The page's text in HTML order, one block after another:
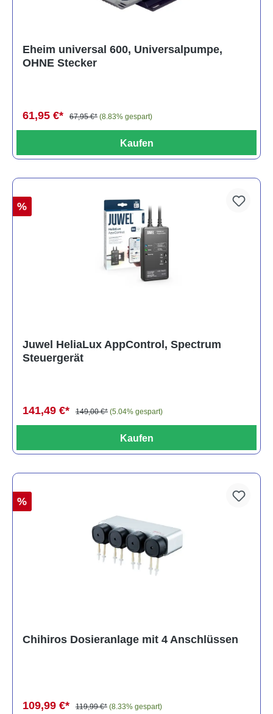
Eheim universal 600, Universalpumpe,
OHNE Stecker
61,95 €* 67,95 €* (8.83% gespart)
Kaufen
%
Juwel HeliaLux AppControl, Spectrum
Steuergerät
141,49 €* 149,00 €* (5.04% gespart)
Kaufen
%
Chihiros Dosieranlage mit 4 Anschlüssen
109,99 €* 119,99 €* (8.33% gespart)